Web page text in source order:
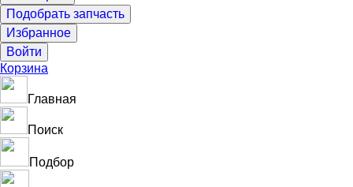
Корзина
Главная
Поиск
Подбор